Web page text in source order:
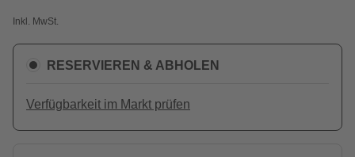
Inkl. MwSt.
RESERVIEREN & ABHOLEN
Verfügbarkeit im Markt prüfen